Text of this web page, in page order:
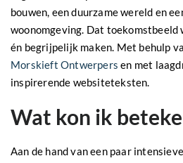
bouwen, een duurzame wereld en
woonomgeving. Dat
én begrijpelijk maken. Met behulp
Morskieft Ontwerpers en met
inspirerende websiteteksten.
Wat kon ik
Aan de hand van een paar